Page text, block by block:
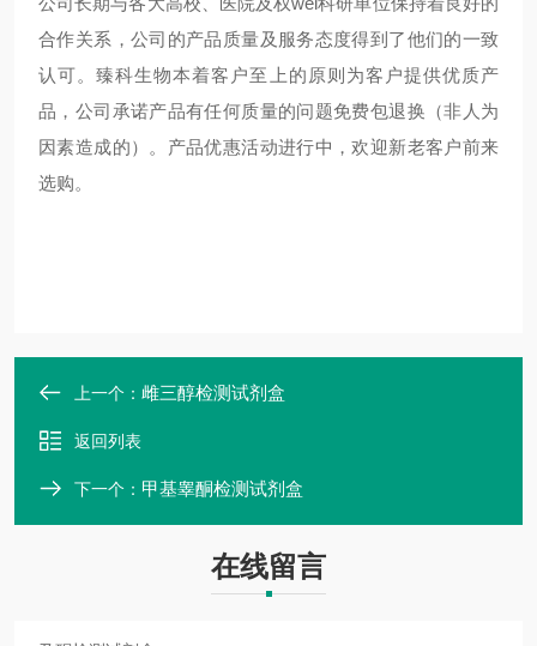
合作关系，公司的产品质量及服务态度得到了他们的一致
认可。臻科生物本着客户至上的原则为客户提供优质产
品，公司承诺产品有任何质量的问题免费包退换（非人为
因素造成的）。产品优惠活动进行中，欢迎新老客户前来
选购。
上一个： 雌三醇检测试剂盒
返回列表
下一个： 甲基睾酮检测试剂盒
在线留言